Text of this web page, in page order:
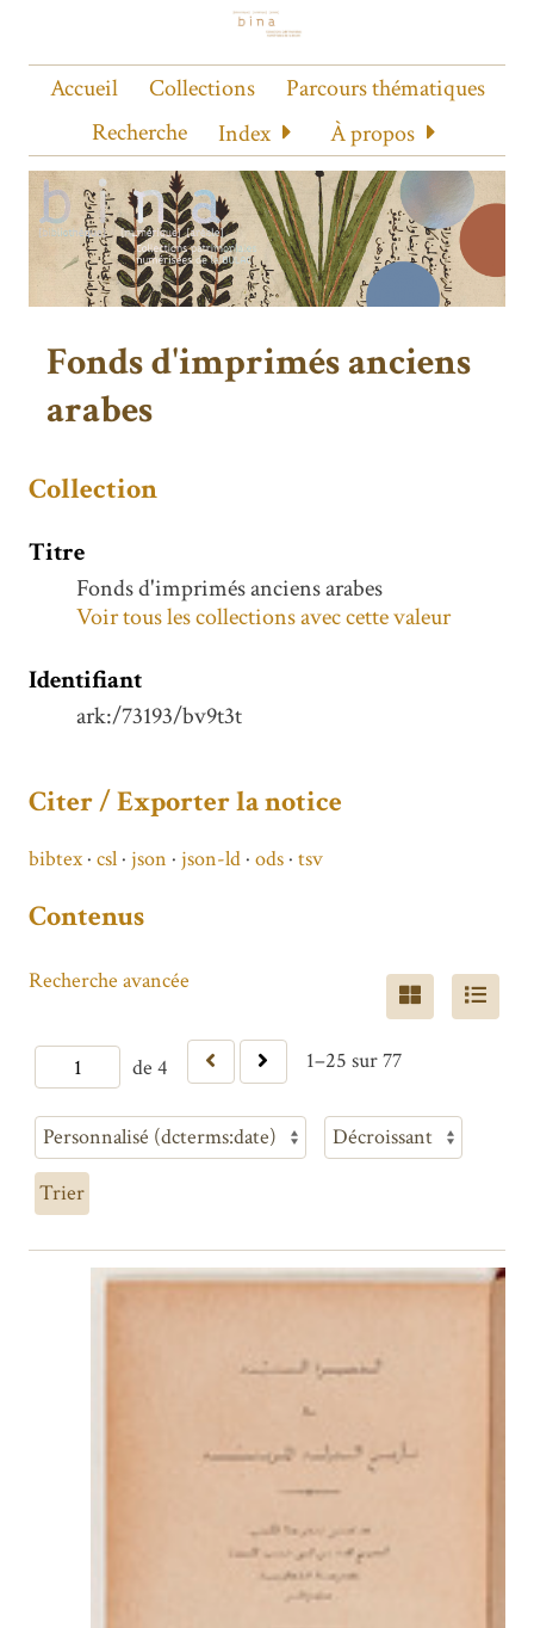
Accueil Collections
Parcours thématiques
Recherche
Index À propos
Fonds d'imprimés anciens
arabes
Collection
Titre
Fonds d'imprimés anciens arabes
Voir tous les collections avec cette valeur
Identifiant
ark:/73193/bv9t3t
Citer / Exporter la notice
bibtex csl json json-ld ods tsv
Contenus
de 4 1–25 sur 77
Recherche avancée
Trier